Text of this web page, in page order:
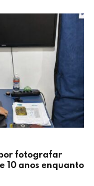
por fotografar
10 anos enquanto